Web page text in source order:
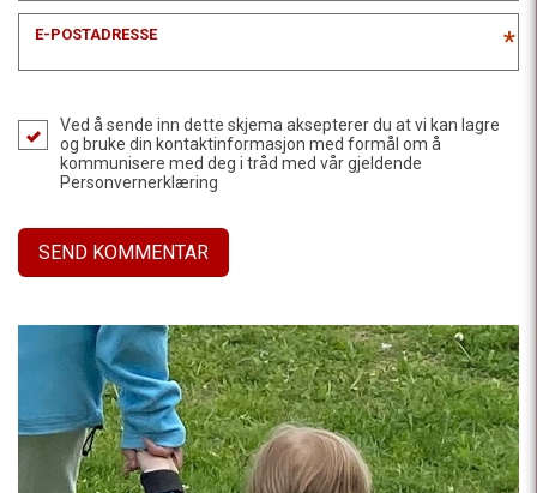
E-POSTADRESSE *
Ved å sende inn dette skjema aksepterer du at vi kan lagre
og bruke din kontaktinformasjon med formål om å
kommunisere med deg i tråd med vår gjeldende
Personvernerklæring